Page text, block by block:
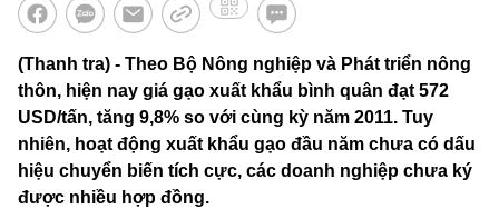
(Thanh tra) - Theo Bộ Nông nghiệp và Phát triển nông
thôn, hiện nay giá gạo xuất khẩu bình quân đạt 572
USD/tấn, tăng 9,8% so với cùng kỳ năm 2011. Tuy
nhiên, hoạt động xuất khẩu gạo đầu năm chưa có dấu
hiệu chuyển biến tích cực, các doanh nghiệp chưa ký
được nhiều hợp đồng.